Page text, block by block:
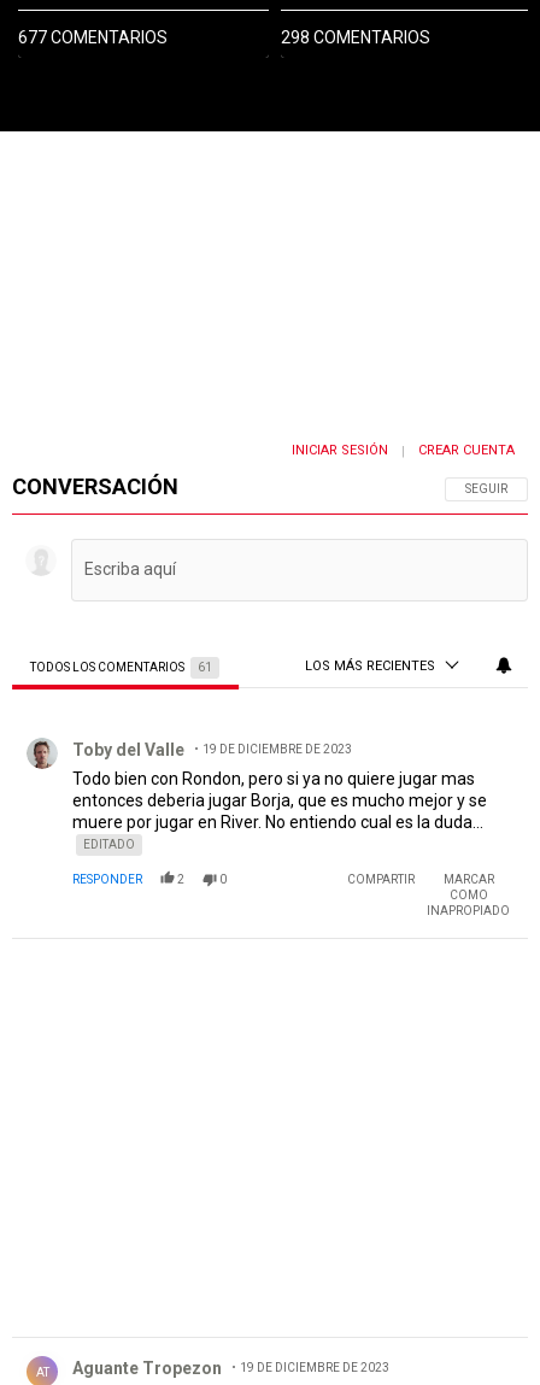
677 COMENTARIOS 298 COMENTARIOS
CONVERSACIÓN SIGA ESTA
SEGUIR
INICIAR SESIÓN CREAR CUENTA
TODOS LOS COMENTARIOS 61 LOS MÁS RECIENTES
Toby del Valle 19 DE DICIEMBRE DE 2023
Todo bien con Rondon, pero si ya no quiere jugar mas
entonces deberia jugar Borja, que es mucho mejor y se
muere por jugar en River. No entiendo cual es la duda...
EDITADO
RESPONDER 2 0 COMPARTIR
MARCAR
COMO
INAPROPIADO
AT Aguante Tropezon 19 DE DICIEMBRE DE 2023